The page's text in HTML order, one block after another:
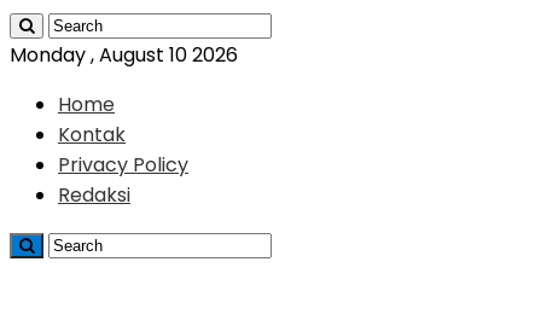
Monday , August 10 2026
Home
Kontak
Privacy Policy
Redaksi